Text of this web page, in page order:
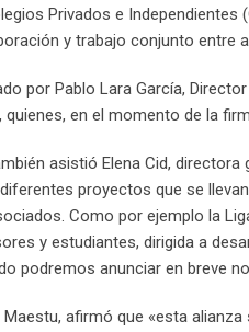
Privados e Independientes
y trabajo conjunto entre
por Pablo Lara García,
quienes, en el momento de la
asistió Elena Cid,
proyectos que se
Como por ejemplo la
y estudiantes, dirigida a
podremos anunciar en breve
Maestu, afirmó que «esta